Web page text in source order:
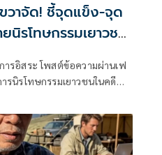
วาจัด! ชี้จุดแข็ง-จุด
รโทษกรรมเยาวชน
ารอิสระ โพสต์ข้อความผ่านเฟ
นิรโทษกรรมเยาวชนในคดี
เพื่อนๆ พี่ๆ น้องๆ แสดงความ
ความเห็นอะไรออกไปเดี๋ยว